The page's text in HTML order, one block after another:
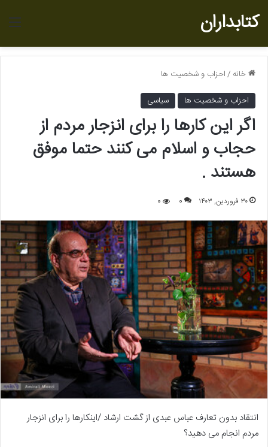
کتابداران
خانه /احزاب و شخصیت ها
احزاب و شخصیت ها
سیاسی
اگر این کارها را برای انزجار مردم از
حجاب و اسلام می کنند حتما موفق
هستند .
۳۰ فروردین, ۱۴۰۳ 0
0
انتقاد بدون تعارف عباس عبدی از گشت ارشاد /اینکارها را برای انزجار
مردم انجام می دهید؟